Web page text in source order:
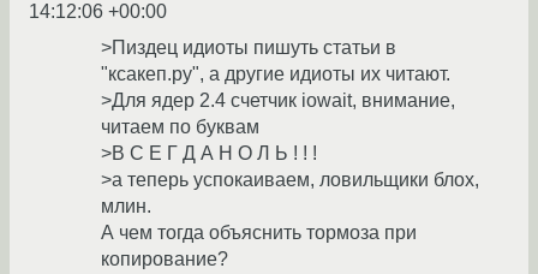
14:12:06 +00:00
>Пиздец идиоты пишуть статьи в
"ксакеп.ру", а другие идиоты их читают.
>Для ядер 2.4 счетчик iowait, внимание,
читаем по буквам
>В С Е Г Д А Н О Л Ь ! ! !
>а теперь успокаиваем, ловильщики блох,
млин.
А чем тогда объяснить тормоза при
копирование?